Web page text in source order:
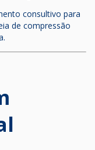
consultivo para
de compressão